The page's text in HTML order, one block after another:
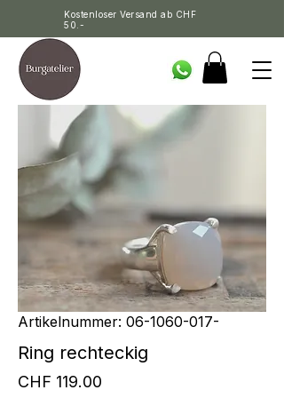
Kostenloser Versand ab CHF
50.-
Artikelnummer: 06-1060-017-
Ring rechteckig
CHF 119.00